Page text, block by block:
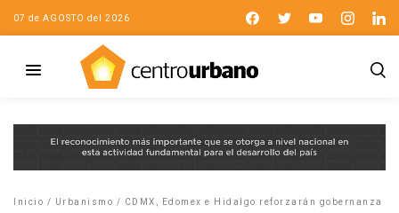
07 de AGOSTO del 2026
Inicio / Urbanismo / CDMX, Edomex e Hidalgo reforzarán gobernanza